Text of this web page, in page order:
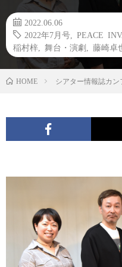
2022.06.06
2022年7月号
PEACE
稲村梓
舞台・演劇 藤崎卓
HOME シアター情報誌カン